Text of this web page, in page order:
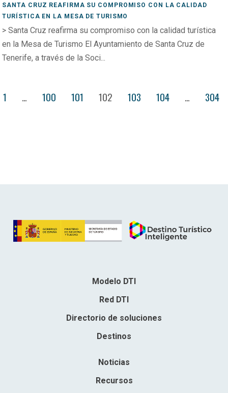
SANTA CRUZ REAFIRMA SU COMPROMISO CON LA CALIDAD
TURÍSTICA EN LA MESA DE TURISMO
> Santa Cruz reafirma su compromiso con la calidad turística
en la Mesa de Turismo El Ayuntamiento de Santa Cruz de
Tenerife, a través de la Soci...
1 … 100 101 102 103 104 … 304
Modelo DTI
Red DTI
Directorio de soluciones
Destinos
Noticias
Recursos